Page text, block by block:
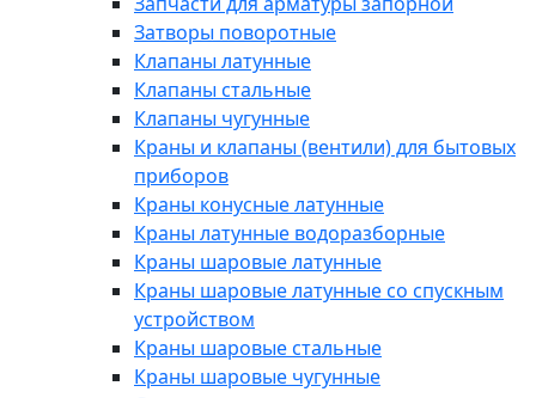
Затворы поворотные
Клапаны латунные
Клапаны стальные
Клапаны чугунные
Краны и клапаны (вентили) для бытовых
приборов
Краны конусные латунные
Краны латунные водоразборные
Краны шаровые латунные
Краны шаровые латунные со спускным
устройством
Краны шаровые стальные
Краны шаровые чугунные